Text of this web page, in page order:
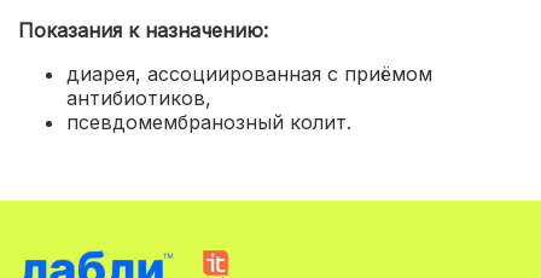
Показания к назначению:
диарея, ассоциированная с приёмом
антибиотиков,
псевдомембранозный колит.